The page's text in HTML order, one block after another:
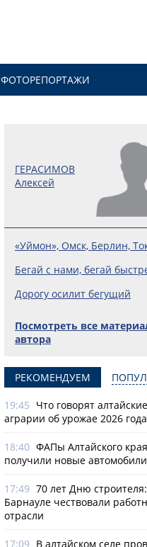
ФОТОРЕПОРТАЖИ
ГЕРАСИМОВ
Алексей
«Уймон», Омск, Берлин,
Бегай с нами, бегай
Дорогу осилит бегущий
Посмотреть все
автора
РЕКОМЕНДУЕМ
19:45 Что говорят алтайские
аграрии об урожае 2026 года
18:40 ФАПы Алтайского края
получили новые автомобили
17:49 70 лет Дню
Барнауле чествовали
отрасли
17:09 В алтайском селе